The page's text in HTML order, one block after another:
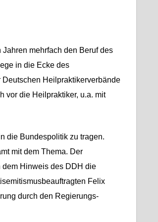
mehrfach den Beruf des
in die Ecke des
Heilpraktikerverbände
vor die Heilpraktiker, u.a. mit
die Bundespolitik zu tragen.
mit dem Thema. Der
dem Hinweis des DDH die
Felix
durch den Regierungs-